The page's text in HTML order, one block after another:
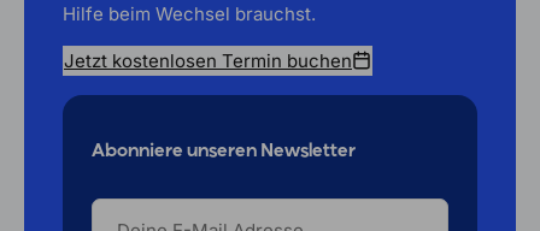
Hilfe beim Wechsel brauchst.
Jetzt kostenlosen Termin buchen
Abonniere unseren Newsletter
DEINE